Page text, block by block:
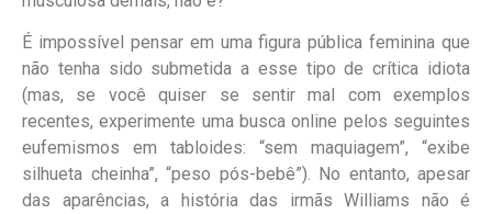
É impossível pensar em uma figura pública feminina que
não tenha sido submetida a esse tipo de crítica idiota
(mas, se você quiser se sentir mal com exemplos
recentes, experimente uma busca online pelos seguintes
eufemismos em tabloides: “sem maquiagem”, “exibe
silhueta cheinha”, “peso pós-bebê”). No entanto, apesar
das aparências, a história das irmãs Williams não é